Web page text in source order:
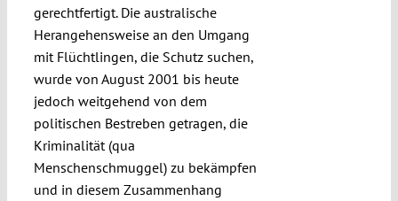
gerechtfertigt. Die australische
Herangehensweise an den Umgang
mit Flüchtlingen, die Schutz suchen,
wurde von August 2001 bis heute
jedoch weitgehend von dem
politischen Bestreben getragen, die
Kriminalität (qua
Menschenschmuggel) zu bekämpfen
und in diesem Zusammenhang